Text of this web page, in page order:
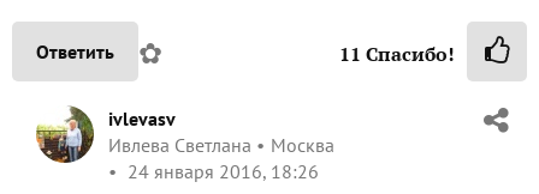
Ответить ✿ 11 Спасибо!
ivlevasv
Ивлева Светлана
Москва
24 января 2016, 18:26